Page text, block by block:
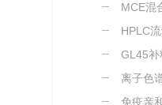
MCE混
器
HPLC
GL45补
离子色
免疫亲